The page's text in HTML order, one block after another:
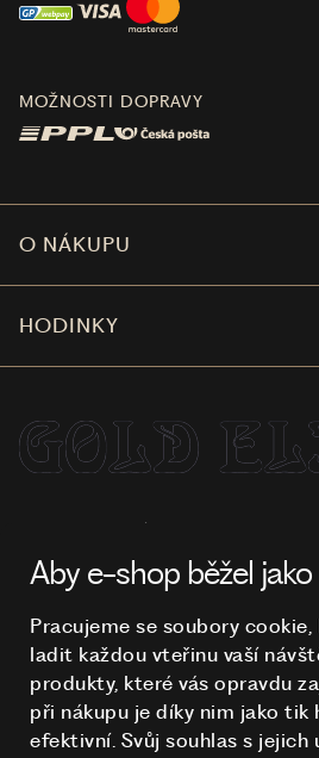
O NÁKUPU
HODINKY
MOŽNOSTI DOPRAVY
Aby e-shop běžel
Pracujeme se soubory
ladit každou vteřinu vaší
produkty, které vás opravdu
při nákupu je díky nim jako tik
efektivní. Svůj souhlas s jejich